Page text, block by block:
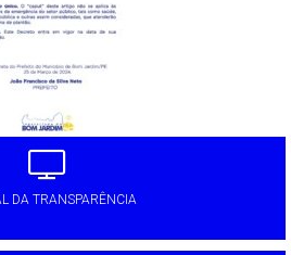
DA TRANSPARÊNCIA